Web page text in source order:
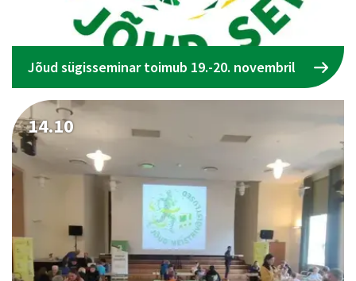
Jõud sügisseminar toimub 19.-20. novembril
14.10